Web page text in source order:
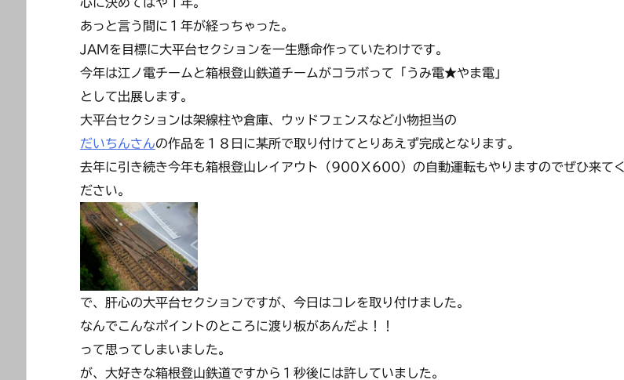
あっと言う間に１年が経っちゃった。
JAMを目標に大平台セクションを一生懸命作っていたわけです。
今年は江ノ電チームと箱根登山鉄道チームがコラボって「うみ電★やま電」
として出展します。
大平台セクションは架線柱や倉庫、ウッドフェンスなど小物担当の
だいちんさんの作品を１８日に某所で取り付けてとりあえず完成となります。
去年に引き続き今年も箱根登山レイアウト（900Ｘ600）の自動運転もやりますのでぜひ来てく
ださい。
で、肝心の大平台セクションですが、今日はコレを取り付けました。
なんでこんなポイントのところに渡り板があんだよ！！
って思ってしまいました。
が、大好きな箱根登山鉄道ですから１秒後には許していました。